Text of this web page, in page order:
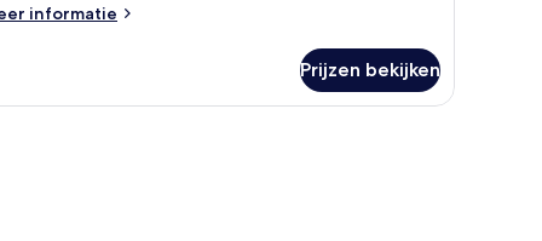
informatie
Prijzen bekijken